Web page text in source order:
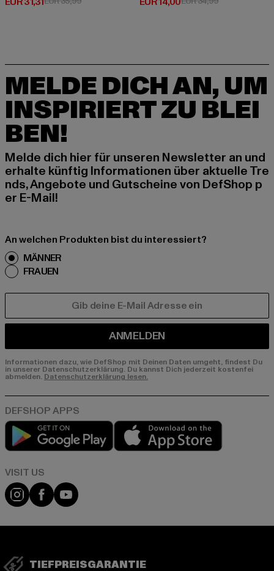
MELDE DICH AN, UM
INSPIRIERT ZU BLEI
BEN!
Melde dich hier für unseren Newsletter an und
erhalte künftig Informationen über aktuelle Tre
nds, Angebote und Gutscheine von DefShop p
er E-Mail!
An welchen Produkten bist du interessiert?
MÄNNER
FRAUEN
ANMELDEN
Informationen dazu, wie DefShop mit Deinen Daten umgeht, findest Du
in unserer Datenschutzerklärung. Du kannst Dich jederzeit kostenfei
abmelden. Datenschutzerklärung lesen.
Play market
Visit our Instagram page:
Visit our Facebook page:
Visit our YouTube channel:
TIEFPREISGARANTIE